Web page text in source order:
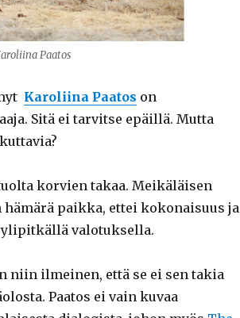
Paatos
Karoliina Paatos on
Sitä ei tarvitse epäillä. Mutta
korvien takaa. Meikäläisen
paikka, ettei kokonaisuus ja
valotuksella.
niin ilmeinen, että se ei sen takia
Paatos ei vain kuvaa